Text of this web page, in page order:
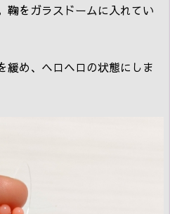
鞠をガラスドームに入れてい
緩め、ヘロヘロの状態にしま